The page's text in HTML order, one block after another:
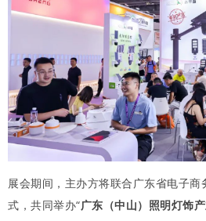
展会期间，主办方将联合广东省电子商
式，共同举办“广东（中山）照明灯饰